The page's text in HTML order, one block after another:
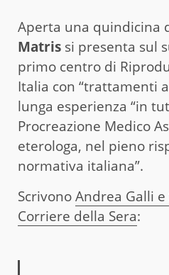
Aperta una quindicina
Matris si presenta sul
primo centro di
Italia con “trattamenti
lunga esperienza “in
Procreazione Medico
eterologa, nel pieno
normativa italiana”.
ScrivonoAndrea Galli e
Corriere della Sera: